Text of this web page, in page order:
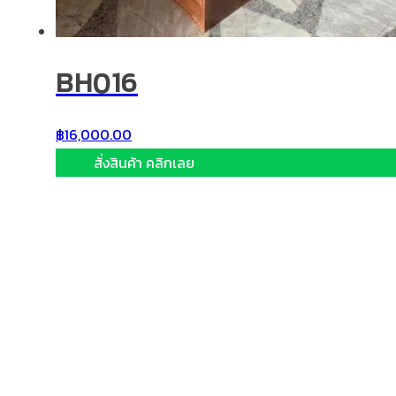
BH016
฿16,000.00
สั่งสินค้า คลิกเลย